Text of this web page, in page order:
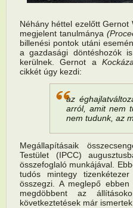
Néhány héttel ezelőtt Gernot
megjelent tanulmánya
billenési pontok utáni
a gazdasági döntéshozók
kerülnek. Gernot a
cikkét úgy kezdi:
az
arról, amit nem
nem tudunk, az
Megállapításaik
Testület (IPCC)
összefoglaló munkájával.
tudós mintegy
összegzi. A meglepő
megdöbbent az
következtetések már